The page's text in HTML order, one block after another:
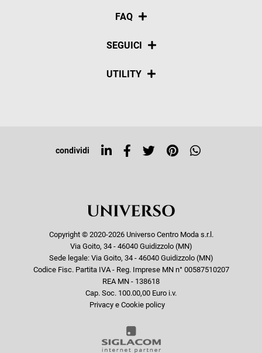
Chi siamo
FAQ
Pagamenti
SEGUICI
Social
UTILITY
Top ricerche
condividi
Copyright © 2020-2026 Universo Centro Moda s.r.l.
Via Goito, 34 - 46040 Guidizzolo (MN)
Sede legale: Via Goito, 34 - 46040 Guidizzolo (MN)
Codice Fisc. Partita IVA - Reg. Imprese MN n° 00587510207
REA MN - 138618
Cap. Soc. 100.00,00 Euro i.v.
Privacy e Cookie policy